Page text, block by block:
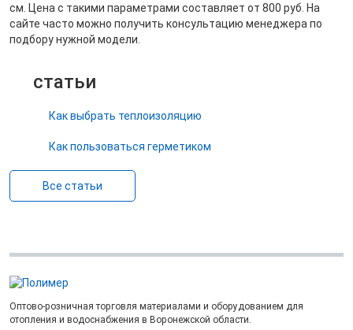
см. Цена с такими параметрами составляет от 800 руб. На
сайте часто можно получить консультацию менеджера по
подбору нужной модели.
статьи
Как выбрать теплоизоляцию
Как пользоваться герметиком
Все статьи
Оптово-розничная торговля материалами и оборудованием для
отопления и водоснабжения в Воронежской области.